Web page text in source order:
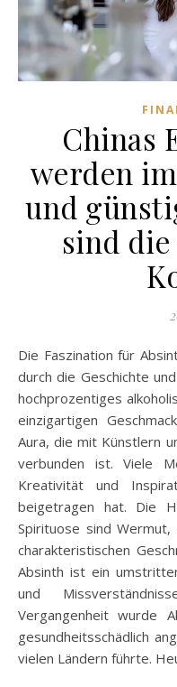
Chinas
werden
und
sind
Die Faszination für Absinth und seine Wirkungen zieht sich
durch die Geschichte
hochprozentiges
einzigartigen
Aura, die mit Künstlern
verbunden ist. Viele
Kreativität und
beigetragen hat. Die
Spirituose sind Wermut,
charakteristischen
Absinth ist ein
und
Vergangenheit wurde
gesundheitsschädlich
vielen Ländern führte.